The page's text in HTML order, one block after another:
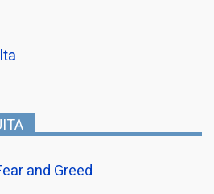
and Greed